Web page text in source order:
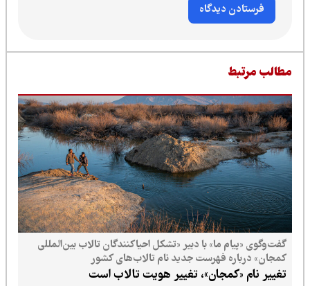
مرتبط
گفت‌وگوی «پیام ما» با دبیر «تشکل احیاکنندگان تالاب بین‌المللی
کمجان» درباره فهرست جدید نام تالاب‌های کشور
تغییر نام «کمجان»، تغییر هویت تالاب است